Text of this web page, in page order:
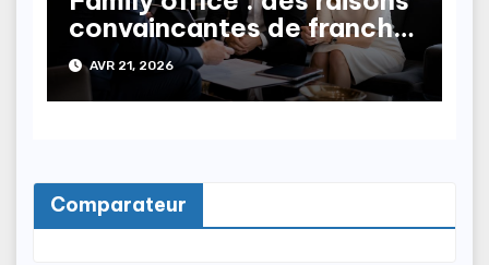
convaincantes de franchir
le pas
AVR 21, 2026
Comparateur